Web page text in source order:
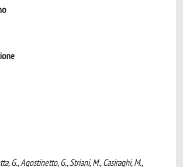
G., Agostinetto, G., Striani, M., Casiraghi, M.,